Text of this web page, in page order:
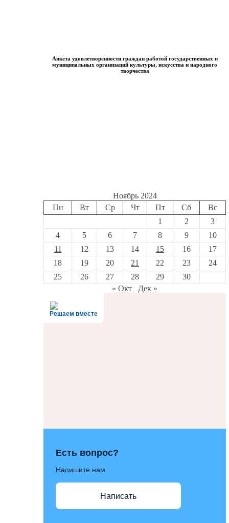
Анкета удовлетворенности граждан работой государственных и
муниципальных организаций культуры, искусства и народного
творчества
Ноябрь 2024
Пн
Вт Ср Чт Пт Сб
Вс
1
2
3
4
5 6 7 8 9
10
11
12 13 14 15 16
17
18
19 20 21 22 23
24
25
26 27 28 29
30
« Окт
Дек »
Решаем вместе
Есть вопрос?
Напишите нам
Написать